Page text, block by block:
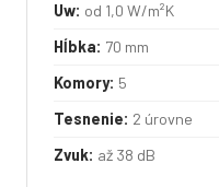
Uw: od 1,0 W/m²K
Hĺbka: 70 mm
Komory: 5
Tesnenie: 2 úrovne
Zvuk: až 38 dB